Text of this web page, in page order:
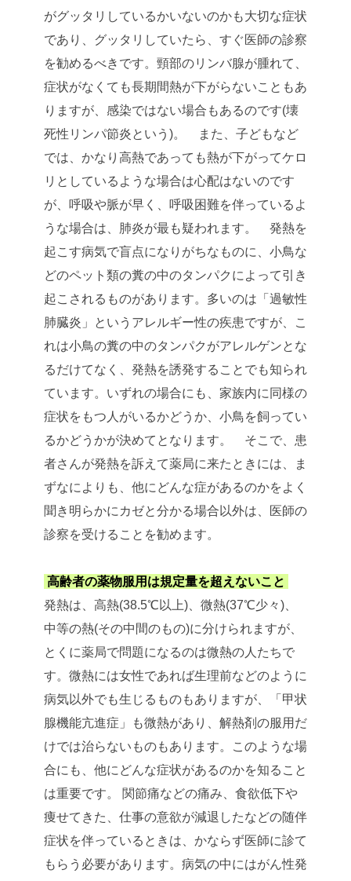
がグッタリしているかいないのかも大切な症状
であり、グッタリしていたら、すぐ医師の診察
を勧めるべきです。頸部のリンバ腺が腫れて、
症状がなくても長期間熱が下がらないこともあ
りますが、感染ではない場合もあるのです(壊
死性リンパ節炎という)。
また、子どもなど
では、かなり高熱であっても熱が下がってケロ
リとしているような場合は心配はないのです
が、呼吸や脈が早く、呼吸困難を伴っているよ
うな場合は、肺炎が最も疑われます。
発熱を
起こす病気で盲点になりがちなものに、小鳥な
どのペット類の糞の中のタンパクによって引き
起こされるものがあります。多いのは「過敏性
肺臓炎」というアレルギー性の疾患ですが、こ
れは小鳥の糞の中のタンパクがアレルゲンとな
るだけてなく、発熱を誘発することでも知られ
ています。いずれの場合にも、家族内に同様の
症状をもつ人がいるかどうか、小鳥を飼ってい
るかどうかが決めてとなります。
そこで、患
者さんが発熱を訴えて薬局に来たときには、ま
ずなによりも、他にどんな症があるのかをよく
聞き明らかにカゼと分かる場合以外は、医師の
診察を受けることを勧めます。
高齢者の薬物服用は規定量を超えないこと
発熱は、高熱(38.5℃以上)、微熱(37℃少々)、
中等の熱(その中間のもの)に分けられますが、
とくに薬局で問題になるのは微熱の人たちで
す。微熱には女性であれば生理前などのように
病気以外でも生じるものもありますが、「甲状
腺機能亢進症」も微熱があり、解熱剤の服用だ
けでは治らないものもあります。このような場
合にも、他にどんな症状があるのかを知ること
は重要です。 関節痛などの痛み、食欲低下や
痩せてきた、仕事の意欲が減退したなどの随伴
症状を伴っているときは、かならず医師に診て
もらう必要があります。病気の中にはがん性発